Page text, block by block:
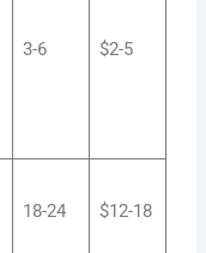
3-6 $2-5
18-24 $12-18